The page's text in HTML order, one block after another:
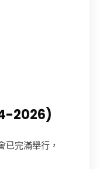
2026)
已完滿舉行，